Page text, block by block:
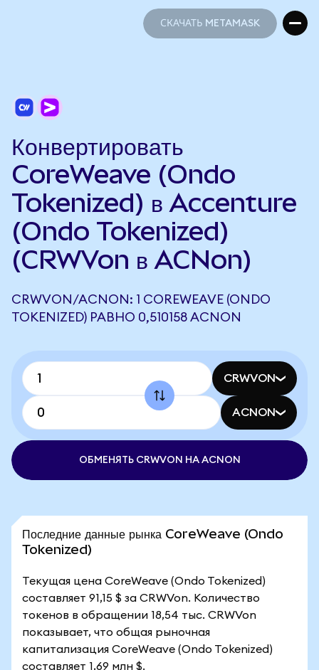
СКАЧАТЬ METAMASK
Конвертировать
CoreWeave (Ondo
Tokenized) в Accenture
(Ondo Tokenized)
(CRWVon в ACNon)
CRWVON/ACNON: 1 COREWEAVE (ONDO
TOKENIZED) РАВНО 0,510158 ACNON
CRWVON
ACNON
ОБМЕНЯТЬ CRWVON НА ACNON
Последние данные рынка CoreWeave (Ondo
Tokenized)
Текущая цена CoreWeave (Ondo Tokenized)
составляет 91,15 $ за CRWVon. Количество
токенов в обращении 18,54 тыс. CRWVon
показывает, что общая рыночная
капитализация CoreWeave (Ondo Tokenized)
составляет 1,69 млн $.